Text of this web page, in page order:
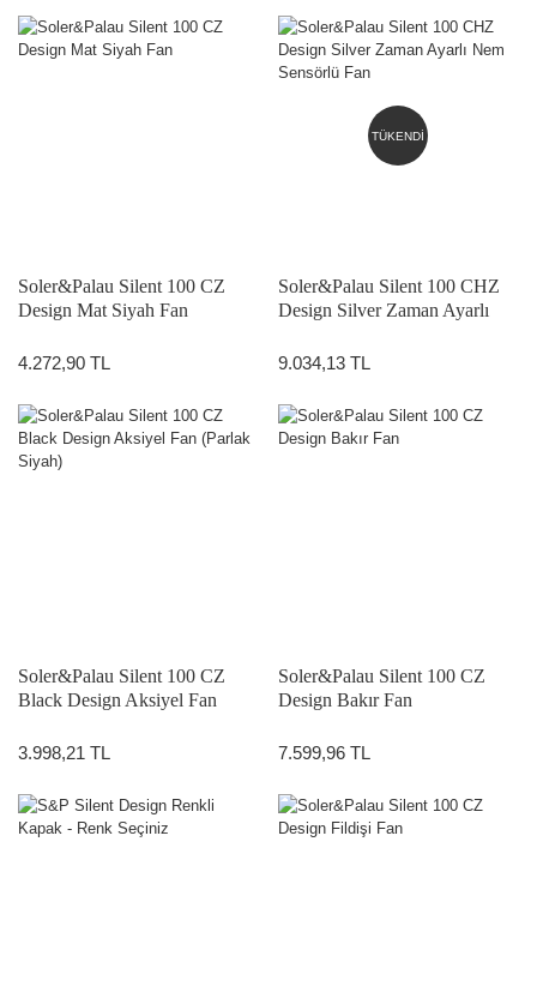
Soler&Palau Silent 100 CZ
Design Mat Siyah Fan
4.272,90 TL
TÜKENDİ
Soler&Palau Silent 100 CHZ
Design Silver Zaman Ayarlı
9.034,13 TL
Soler&Palau Silent 100 CZ
Black Design Aksiyel Fan
3.998,21 TL
Soler&Palau Silent 100 CZ
Design Bakır Fan
7.599,96 TL